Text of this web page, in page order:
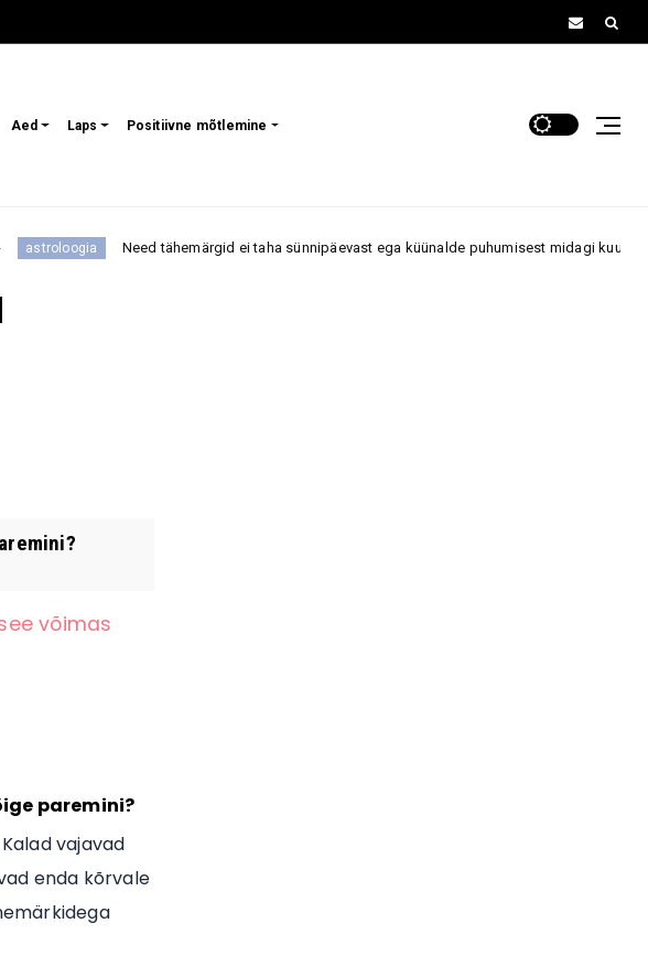
Aed Laps Positiivne mõtlemine
Need tähemärgid ei taha sünnipäevast ega küünalde puhumisest midagi kuulda Ambur
võimas
paremini?
vajavad
enda kõrvale